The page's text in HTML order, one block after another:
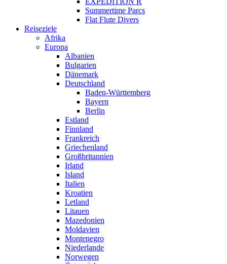
Summertime Parcs
Flat Flute Divers
Reiseziele
Afrika
Europa
Albanien
Bulgarien
Dänemark
Deutschland
Baden-Württemberg
Bayern
Berlin
Estland
Finnland
Frankreich
Griechenland
Großbritannien
Irland
Island
Italien
Kroatien
Letland
Litauen
Mazedonien
Moldavien
Montenegro
Niederlande
Norwegen